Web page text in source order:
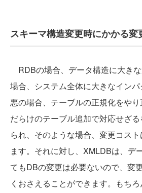
スキーマ構造変更時にかかる変
RDBの場合、データ構造に大き
場合、システム全体に大きなイン
悪の場合、テーブルの正規化をや
だらけのテーブル追加で対応せざ
られ、そのような場合、変更コス
ます。それに対し、XMLDBは、デ
てもDBの変更は必要ないので、変
くおさえることができます。もち